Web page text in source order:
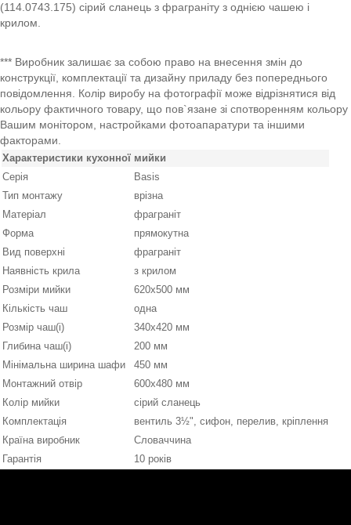
(114.0743.175) сірий сланець з фраграніту з однією чашею і
крилом.
*** Виробник залишає за собою право на внесення змін до
конструкції, комплектації та дизайну приладу без попереднього
повідомлення. Колір виробу на фотографії може відрізнятися від
кольору фактичного товару, що пов`язане зі спотворенням кольору
Вашим монітором, настройками фотоапаратури та іншими
факторами.
Характеристики кухонної мийки
Серія
Basis
Тип монтажу
врізна
Матеріал
фраграніт
Форма
прямокутна
Вид поверхні
фраграніт
Наявність крила
з крилом
Розміри мийки
620х500 мм
Кількість чаш
одна
Розмір чаш(і)
340х420 мм
Глибина чаш(і)
200 мм
Мінімальна ширина шафи
450 мм
Монтажний отвір
600х480 мм
Колір мийки
сірий сланець
Комплектація
вентиль 3½", сифон, перелив, кріплення
Країна виробник
Словаччина
Гарантія
10 років